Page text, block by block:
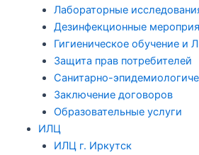
Лабораторные
Дезинфекционные
Гигиеническое обучение и
Защита прав потребителей
Санитарно-
Заключение договоров
Образовательные услуги
ИЛЦ
ИЛЦ г. Иркутск